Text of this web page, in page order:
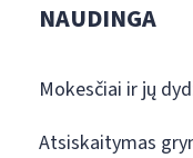
NAUDINGA
Mokesčiai ir jų
Atsiskaitymas